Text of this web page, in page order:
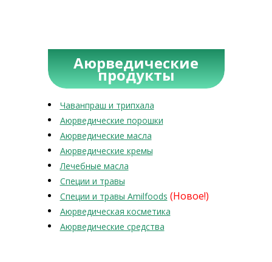
Аюрведические
продукты
Чаванпраш и трипхала
Аюрведические порошки
Аюрведические масла
Аюрведические кремы
Лечебные масла
Специи и травы
Специи и травы Amilfoods (Новое!)
Аюрведическая косметика
Аюрведические средства